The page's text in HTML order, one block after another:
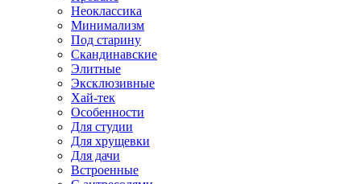
Неоклассика
Минимализм
Под старину
Скандинавские
Элитные
Эксклюзивные
Хай-тек
Особенности
Для студии
Для хрущевки
Для дачи
Встроенные